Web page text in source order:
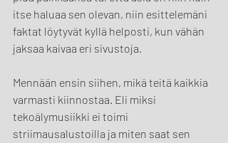
itse haluaa sen olevan, niin esittelemäni
faktat löytyvät kyllä helposti, kun vähän
jaksaa kaivaa eri sivustoja.
Mennään ensin siihen, mikä teitä kaikkia
varmasti kiinnostaa. Eli miksi
tekoälymusiikki ei toimi
striimausalustoilla ja miten saat sen